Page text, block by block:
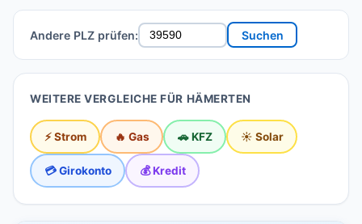
Andere PLZ prüfen: Suchen
WEITERE VERGLEICHE FÜR HÄMERTEN
⚡ Strom 🔥 Gas 🚗 KFZ ☀️ Solar
💳 Girokonto 💰 Kredit